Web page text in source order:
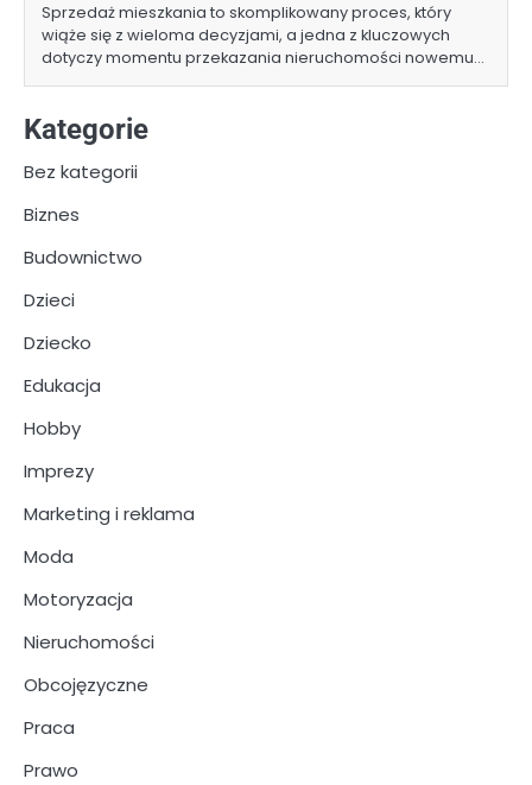
Sprzedaż mieszkania to skomplikowany proces, który
wiąże się z wieloma decyzjami, a jedna z kluczowych
dotyczy momentu przekazania nieruchomości nowemu…
Kategorie
Bez kategorii
Biznes
Budownictwo
Dzieci
Dziecko
Edukacja
Hobby
Imprezy
Marketing i reklama
Moda
Motoryzacja
Nieruchomości
Obcojęzyczne
Praca
Prawo